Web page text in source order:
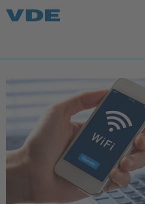
Top Themen
Fokusthemen
AI & Digital Trust
Health